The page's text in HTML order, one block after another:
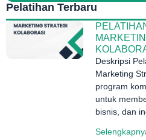
Pelatihan Terbaru
Deskripsi
Marketing
program
untuk
bisnis, dan